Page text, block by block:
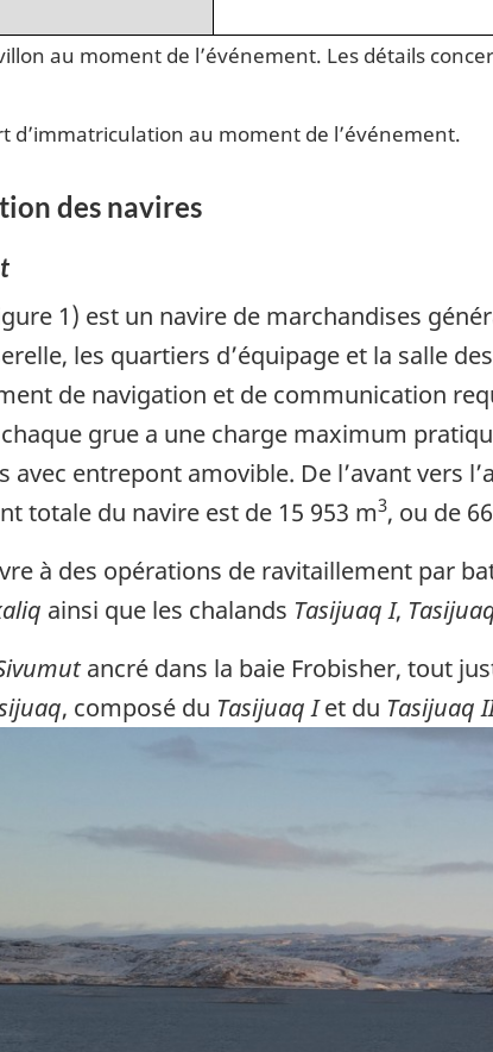
au moment de l’événement. Les détails
d’immatriculation au moment de l’événement.
des navires
1) est un navire de marchandises
les quartiers d’équipage et la salle
de navigation et de communication
grue a une charge maximum
avec entrepont amovible. De l’avant vers
totale du navire est de 15 953 m3, ou de
à des opérations de ravitaillement par
ainsi que les chalands Tasijuaq I,
ancré dans la baie Frobisher, tout
, composé du Tasijuaq Iet du Tasijuaq